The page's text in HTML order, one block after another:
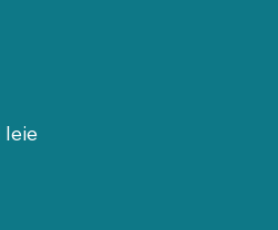
leie